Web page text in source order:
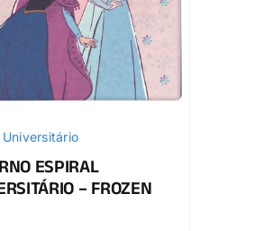
Universitário
ESPIRAL
– FROZEN